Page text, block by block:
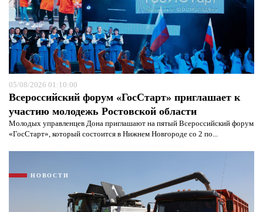
05/08/2026 01:10:00
Всероссийский форум «ГосСтарт» приглашает к
участию молодежь Ростовской области
Молодых управленцев Дона приглашают на пятый Всероссийский форум
«ГосСтарт», который состоится в Нижнем Новгороде со 2 по...
НОВОСТИ